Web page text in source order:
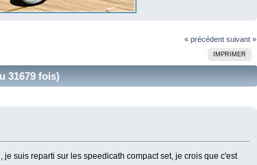
« précédent suivant »
IMPRIMER
31679 fois)
suis reparti sur les speedicath compact set, je crois que c'est